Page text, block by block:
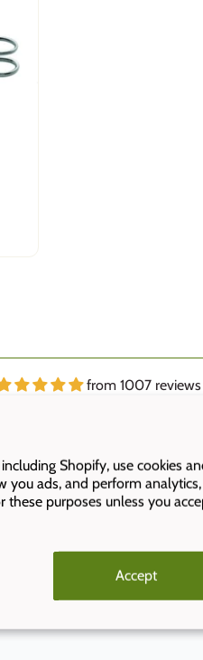
Shopify, use cookies
you ads, and perform
these purposes unless you
Accept
from 1007 reviews
Service mit schneller,